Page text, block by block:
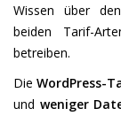
Wissen über
beiden Tarif-
betreiben.
DieWordPress-
und weniger